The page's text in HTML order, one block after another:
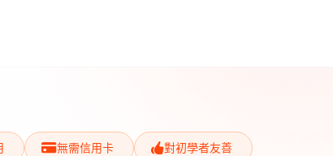
無需信用卡 對初學者友善